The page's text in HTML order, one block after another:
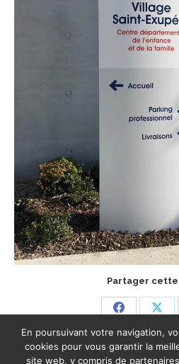
Partager cette
Share
on
Facebook
on
X
En poursuivant votre navigation,
cookies pour vous garantir la
site web, y compris de